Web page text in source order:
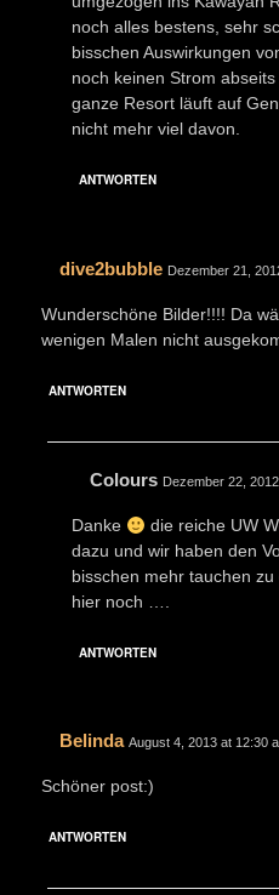
noch alles bestens, sehr
bisschen Auswirkungen
noch keinen Strom
ganze Resort läuft auf
nicht mehr viel davon.
ANTWORTEN
dive2bubble Dezember 21,
Wunderschöne Bilder!!!! Da
wenigen Malen nicht
ANTWORTEN
Colours Dezember 22,
Danke
die reiche UW
dazu und wir haben den
bisschen mehr tauchen
hier noch ….
ANTWORTEN
Belinda August 4, 2013 at 12:30
Schöner post:)
ANTWORTEN